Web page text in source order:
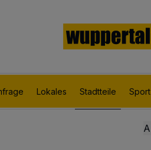
Lokales Stadtteile Sport